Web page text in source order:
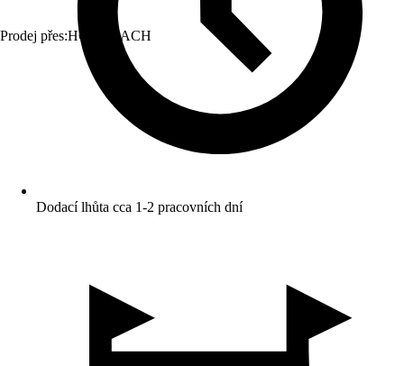
Prodej přes:HORNBACH
Dodací lhůta cca 1-2 pracovních dní